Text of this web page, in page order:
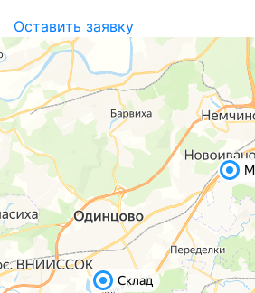
Оставить заявку